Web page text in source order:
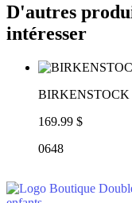
D'autres
intéresser
169.99 $
0648